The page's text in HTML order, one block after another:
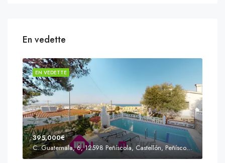
En vedette
EN VEDETTE
395,000€
C. Guatemala, 6, 12598 Peñíscola, Castellón, Peñíscola, Communauté valencienne